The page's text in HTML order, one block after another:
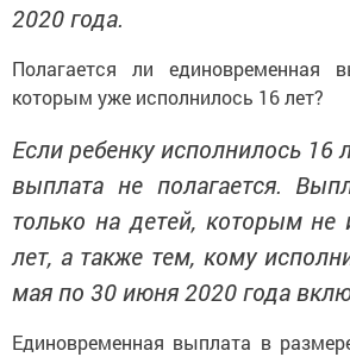
2020 года.
Полагается ли единовременная
которым уже исполнилось 16 лет?
Если ребенку исполнилось 16
выплата не полагается.
только на детей, которым не
лет, а также тем, кому
мая по 30 июня 2020 года
Единовременная выплата в